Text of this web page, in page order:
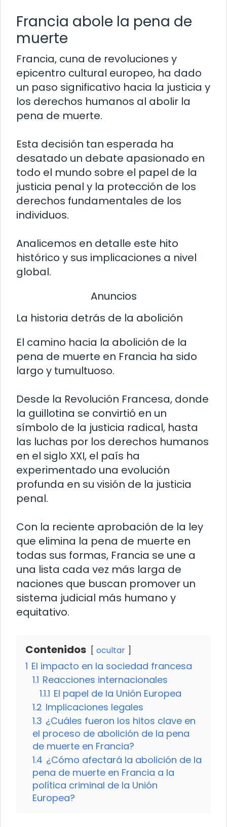
Francia abole la pena de
muerte
Francia, cuna de revoluciones y
epicentro cultural europeo, ha dado
un paso significativo hacia la justicia y
los derechos humanos al abolir la
pena de muerte.
Esta decisión tan esperada ha
desatado un debate apasionado en
todo el mundo sobre el papel de la
justicia penal y la protección de los
derechos fundamentales de los
individuos.
Analicemos en detalle este hito
histórico y sus implicaciones a nivel
global.
Anuncios
La historia detrás de la abolición
El camino hacia la abolición de la
pena de muerte en Francia ha sido
largo y tumultuoso.
Desde la Revolución Francesa, donde
la guillotina se convirtió en un
símbolo de la justicia radical, hasta
las luchas por los derechos humanos
en el siglo XXI, el país ha
experimentado una evolución
profunda en su visión de la justicia
penal.
Con la reciente aprobación de la ley
que elimina la pena de muerte en
todas sus formas, Francia se une a
una lista cada vez más larga de
naciones que buscan promover un
sistema judicial más humano y
equitativo.
Contenidos ocultar
1 El impacto en la sociedad francesa
1.1 Reacciones internacionales
1.1.1 El papel de la Unión Europea
1.2 Implicaciones legales
1.3 ¿Cuáles fueron los hitos clave en
el proceso de abolición de la pena
de muerte en Francia?
1.4 ¿Cómo afectará la abolición de la
pena de muerte en Francia a la
política criminal de la Unión
Europea?